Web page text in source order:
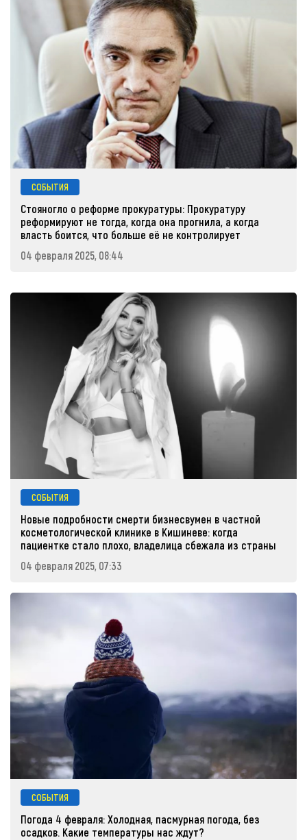
СОБЫТИЯ
Стояногло о реформе прокуратуры: Прокуратуру
реформируют не тогда, когда она прогнила, а когда
власть боится, что больше её не контролирует
04 февраля 2025, 08:44
СОБЫТИЯ
Новые подробности смерти бизнесвумен в частной
косметологической клинике в Кишиневе: когда
пациентке стало плохо, владелица сбежала из страны
04 февраля 2025, 07:33
СОБЫТИЯ
Погода 4 февраля: Холодная, пасмурная погода, без
осадков. Какие температуры нас ждут?